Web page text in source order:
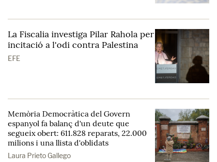
La Fiscalia investiga Pilar Rahola per
incitació a l'odi contra Palestina
EFE
Memòria Democràtica del Govern
espanyol fa balanç d'un deute que
segueix obert: 611.828 reparats, 22.000
milions i una llista d'oblidats
Laura Prieto Gallego